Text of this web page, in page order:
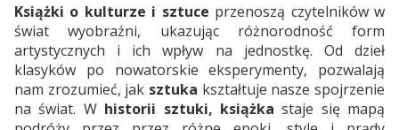
Książki o kulturze i sztuce przenoszą czytelników w
świat wyobraźni, ukazując różnorodność form
artystycznych i ich wpływ na jednostkę. Od dzieł
klasyków po nowatorskie eksperymenty, pozwalają
nam zrozumieć, jak sztuka kształtuje nasze spojrzenie
na świat. W historii sztuki, książka staje się mapą